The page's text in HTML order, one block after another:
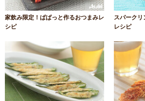
家飲み限定！ぱぱっと作るおつまみレ
シピ
スパークリ
レシピ